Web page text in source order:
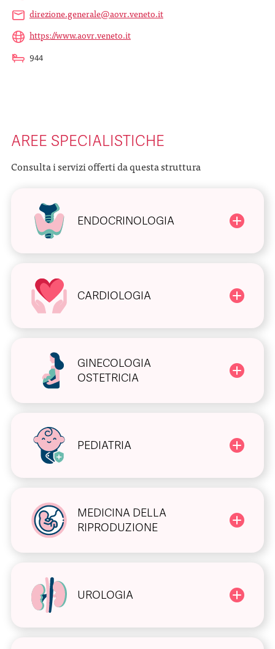
direzione.generale@aovr.veneto.it
https://www.aovr.veneto.it
944
AREE SPECIALISTICHE
Consulta i servizi offerti da questa struttura
ENDOCRINOLOGIA
CARDIOLOGIA
GINECOLOGIA
OSTETRICIA
PEDIATRIA
MEDICINA DELLA
RIPRODUZIONE
UROLOGIA